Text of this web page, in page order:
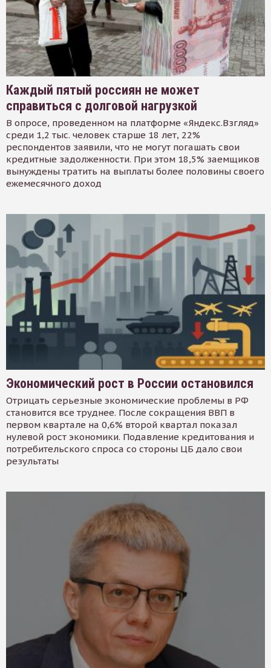
Каждый пятый россиян не может
справиться с долговой нагрузкой
В опросе, проведенном на платформе «Яндекс.Взгляд»
среди 1,2 тыс. человек старше 18 лет, 22%
респондентов заявили, что не могут погашать свои
кредитные задолженности. При этом 18,5% заемщиков
вынуждены тратить на выплаты более половины своего
ежемесячного доход
Экономический рост в России остановился
Отрицать серьезные экономические проблемы в РФ
становится все труднее. После сокращения ВВП в
первом квартале на 0,6% второй квартал показал
нулевой рост экономики. Подавление кредитования и
потребительского спроса со стороны ЦБ дало свои
результаты